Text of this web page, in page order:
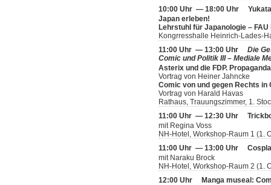
10:00 Uhr — 18:00 Uhr
Japan erleben!
Lehrstuhl für Japanologie –
Kongrresshalle Heinrich-Lades-
11:00 Uhr — 13:00 Uhr Die
Comic und Politik III – Mediale
Asterix und die FDP.
Vortrag von Heiner Jahncke
Comic von und gegen Rechts in
Vortrag von Harald Havas
Rathaus, Trauungszimmer, 1.
11:00 Uhr — 12:30 Uhr
mit Regina Voss
NH-Hotel, Workshop-Raum 1 (1.
11:00 Uhr — 13:00 Uhr
mit Naraku Brock
NH-Hotel, Workshop-Raum 2 (1.
12:00 Uhr
Manga museal: